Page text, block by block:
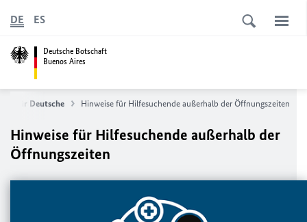
Deutsche Botschaft
Buenos Aires
DE ES
für Deutsche Hinweise für Hilfesuchende außerhalb der Öffnungszeiten
Hinweise für Hilfesuchende außerhalb der
Öffnungszeiten